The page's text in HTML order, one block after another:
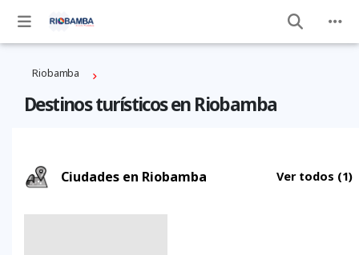
Riobamba
Destinos turísticos en Riobamba
Ciudades en Riobamba Ver todos (1)